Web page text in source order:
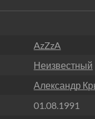
AzZzA
Неизвестный
Александр
01.08.1991